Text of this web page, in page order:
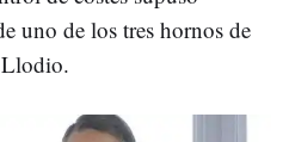
uno de los tres hornos de
Llodio.